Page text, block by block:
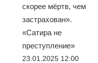
скорее мёртв, чем
застрахован».
«Сатира не
преступление»
23.01.2025 12:00